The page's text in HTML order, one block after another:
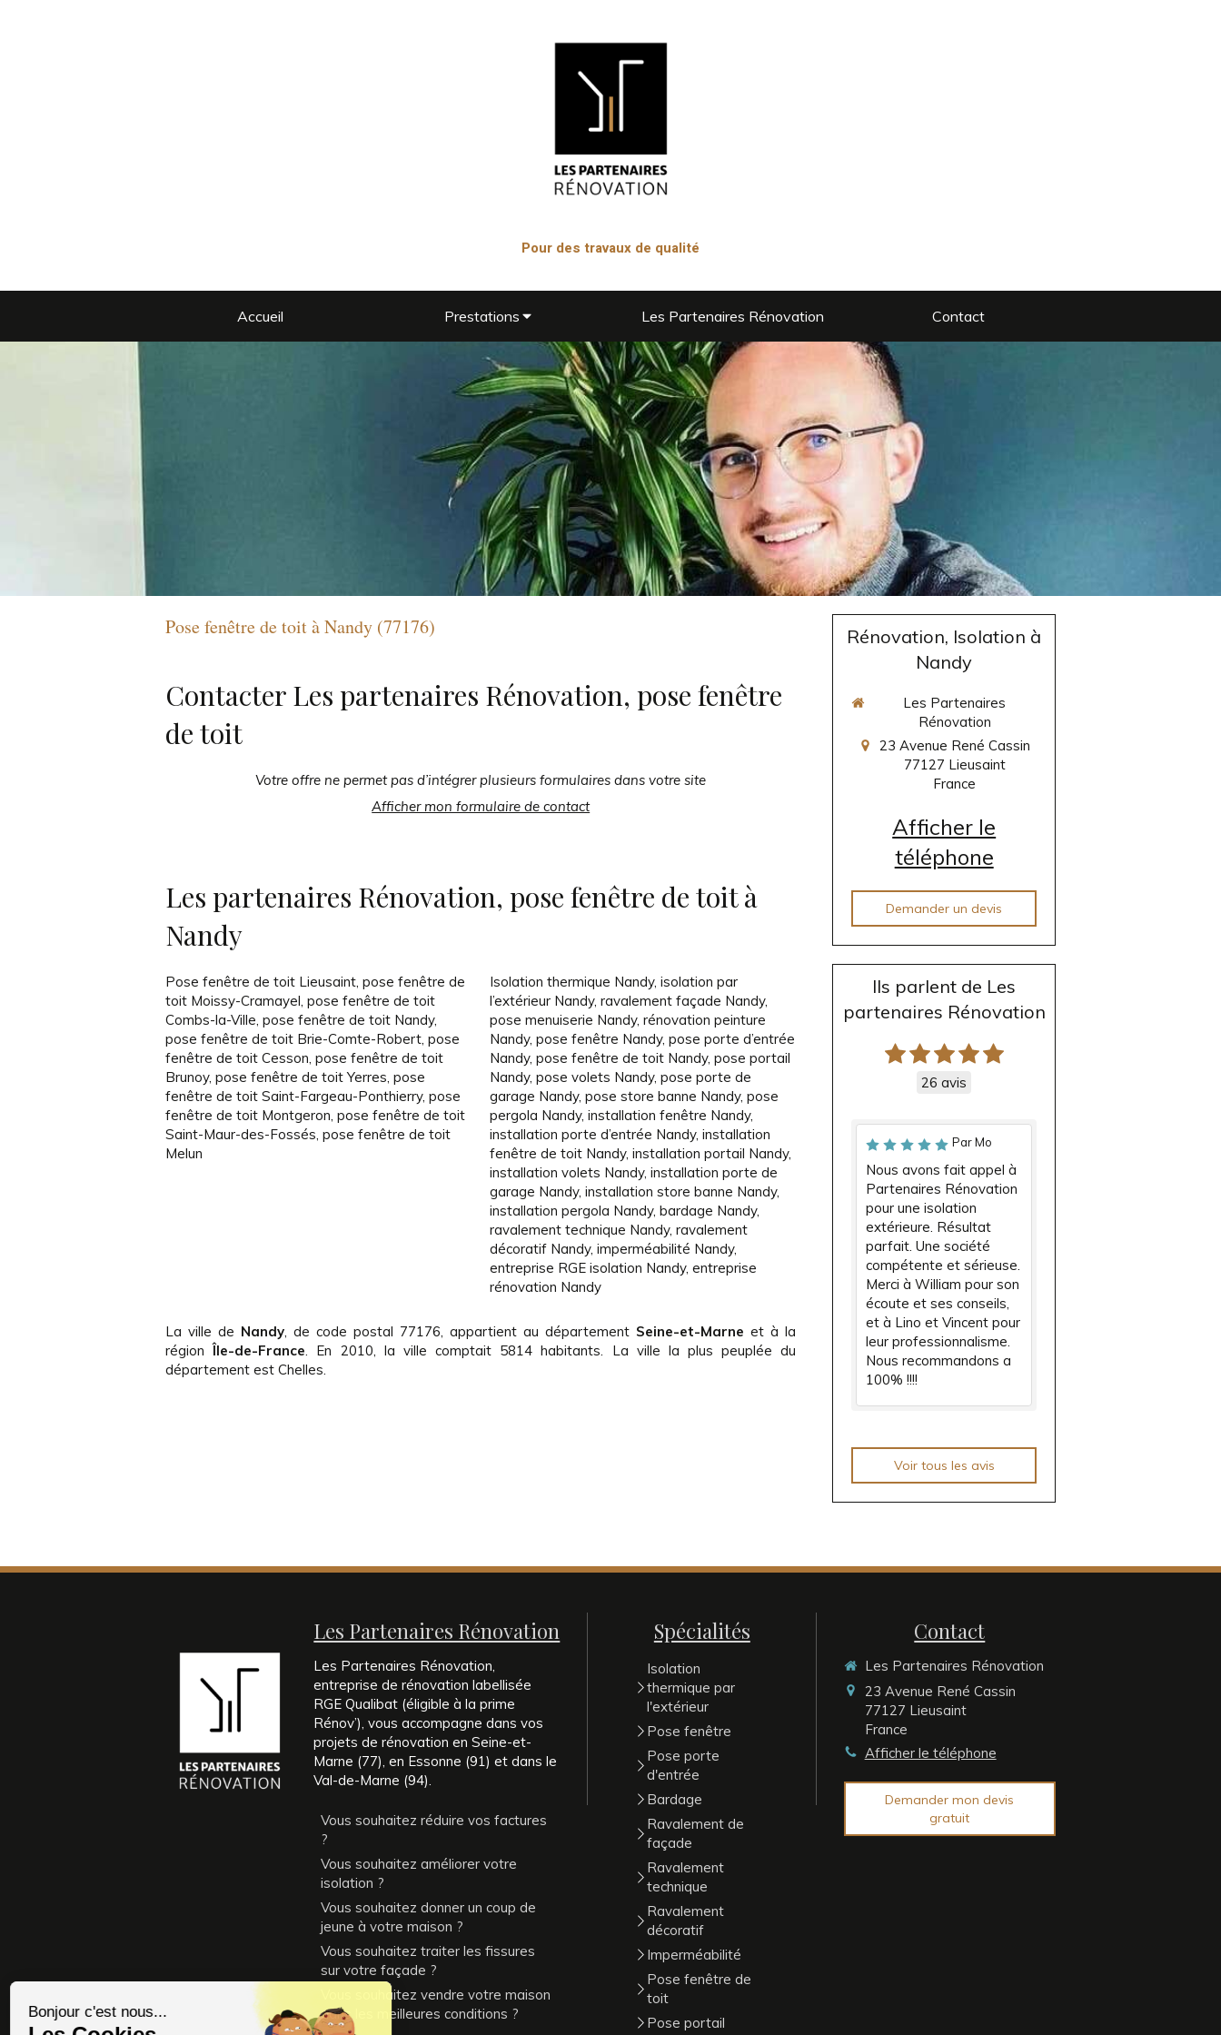
Pour des travaux de qualité
Accueil Prestations Les Partenaires Rénovation Contact
Pose fenêtre de toit à Nandy (77176)
Contacter Les partenaires Rénovation, pose fenêtre
de toit
Votre offre ne permet pas d’intégrer plusieurs formulaires dans votre site
Afficher mon formulaire de contact
Les partenaires Rénovation, pose fenêtre de toit à
Nandy
Pose fenêtre de toit Lieusaint, pose fenêtre de
toit Moissy-Cramayel, pose fenêtre de toit
Combs-la-Ville, pose fenêtre de toit Nandy,
pose fenêtre de toit Brie-Comte-Robert, pose
fenêtre de toit Cesson, pose fenêtre de toit
Brunoy, pose fenêtre de toit Yerres, pose
fenêtre de toit Saint-Fargeau-Ponthierry, pose
fenêtre de toit Montgeron, pose fenêtre de toit
Saint-Maur-des-Fossés, pose fenêtre de toit
Melun
Isolation thermique Nandy,isolation par
l’extérieur Nandy,ravalement façade Nandy,
pose menuiserie Nandy,rénovation peinture
Nandy,pose fenêtre Nandy,pose porte d’entrée
Nandy,pose fenêtre de toit Nandy,pose portail
Nandy,pose volets Nandy,pose porte de
garage Nandy,pose store banne Nandy,pose
pergola Nandy,installation fenêtre Nandy,
installation porte d’entrée Nandy,installation
fenêtre de toit Nandy,installation portail Nandy,
installation volets Nandy,installation porte de
garage Nandy,installation store banne Nandy,
installation pergola Nandy,bardage Nandy,
ravalement technique Nandy,ravalement
décoratif Nandy,imperméabilité Nandy,
entreprise RGE isolation Nandy,entreprise
rénovation Nandy
La ville de Nandy, de code postal 77176, appartient au département Seine-et-Marne et à la
régionÎle-de-France. En 2010, la ville comptait 5814 habitants. La ville la plus peuplée du
département est Chelles.
Rénovation, Isolation à
Nandy
Les Partenaires
Rénovation
23 Avenue René Cassin
77127 Lieusaint
France
Afficher le
téléphone
Demander un devis
Ils parlent de Les
partenaires Rénovation
26 avis
Par Mo
Nous avons fait appel à
Partenaires Rénovation
pour une isolation
extérieure. Résultat
parfait. Une société
compétente et sérieuse.
Merci à William pour son
écoute et ses conseils,
et à Lino et Vincent pour
leur professionnalisme.
Nous recommandons a
100% !!!!
Voir tous les avis
Les Partenaires Rénovation
Les Partenaires Rénovation,
entreprise de rénovation labellisée
RGE Qualibat (éligible à la prime
Rénov’), vous accompagne dans vos
projets de rénovation en Seine-et-
Marne (77), en Essonne (91) et dans le
Val-de-Marne (94).
Vous souhaitez réduire vos factures
?
Vous souhaitez améliorer votre
isolation ?
Vous souhaitez donner un coup de
jeune à votre maison ?
Vous souhaitez traiter les fissures
sur votre façade ?
Vous souhaitez vendre votre maison
dans les meilleures conditions ?
Spécialités
Isolation
thermique par
l'extérieur
Pose fenêtre
Pose porte
d'entrée
Bardage
Ravalement de
façade
Ravalement
technique
Ravalement
décoratif
Imperméabilité
Pose fenêtre de
toit
Pose portail
Contact
Les Partenaires Rénovation
23 Avenue René Cassin
77127 Lieusaint
France
Afficher le téléphone
Demander mon devis
gratuit